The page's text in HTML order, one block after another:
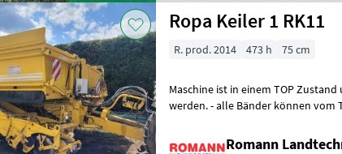
Ropa Keiler 1 RK11
R. prod. 2014 473 h 75 cm
Maschine ist in einem TOP
werden. - alle Bänder können vom Traktor aus verstellt werden -
Romann